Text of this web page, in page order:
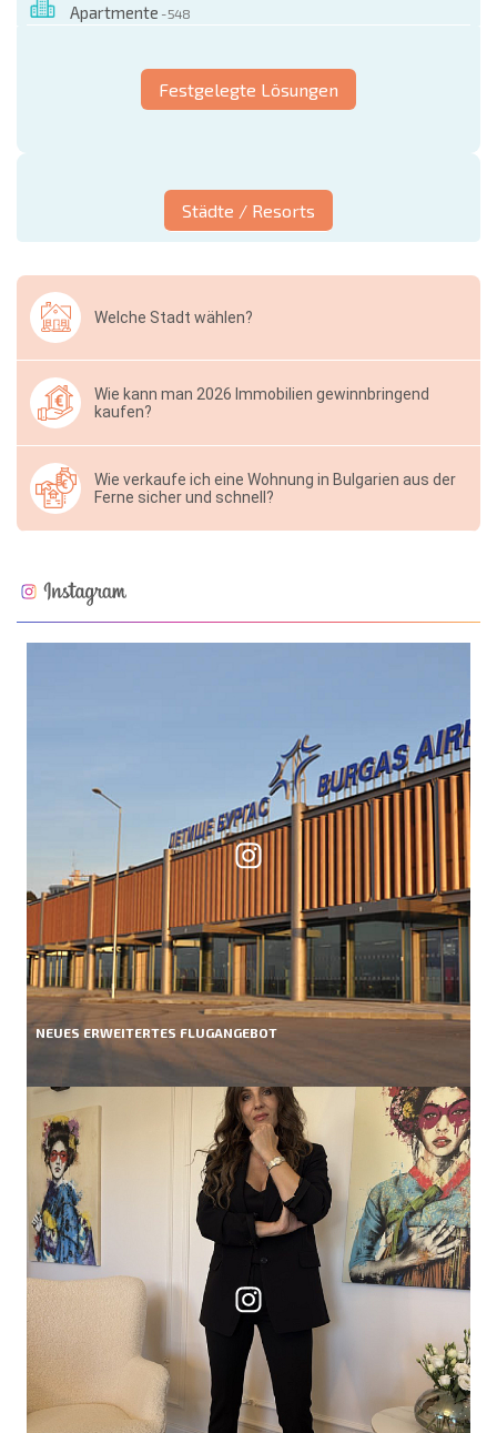
Apartmente - 548
Festgelegte Lösungen
Städte / Resorts
Welche Stadt wählen?
Wie kann man 2026 Immobilien gewinnbringend
kaufen?
Wie verkaufe ich eine Wohnung in Bulgarien aus der
Ferne sicher und schnell?
NEUES ERWEITERTES FLUGANGEBOT